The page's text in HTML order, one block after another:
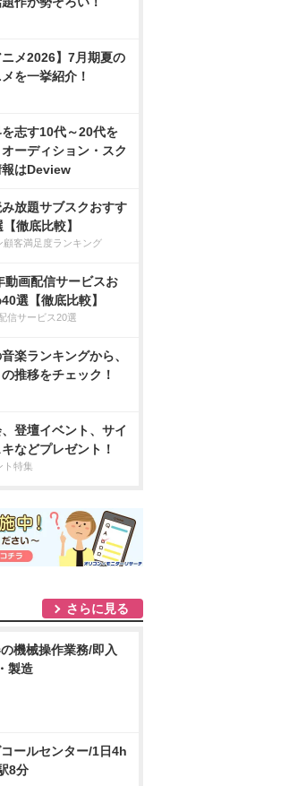
ニメ2026】7月期夏の
を一挙紹介！
志す10代～20代を
ーディション・スク
報はDeview
放題サブスクおすす
徹底比較】
顧客満足度ランキング
動画配信サービスお
選【徹底比較】
信サービス20選
楽ランキングから、
推移をチェック！
登壇イベント、サイ
などプレゼント！
ト特集
さらに見る
機械操作業務/即入
製造
ールセンター/1日4h
8分